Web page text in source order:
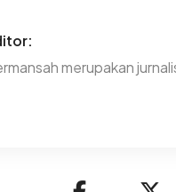
merupakan